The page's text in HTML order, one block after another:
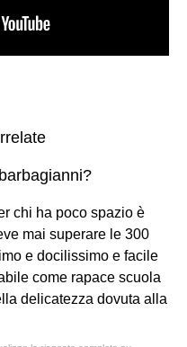
chi ha poco spazio è
mai superare le 300
e docilissimo e facile
come rapace scuola
delicatezza dovuta alla